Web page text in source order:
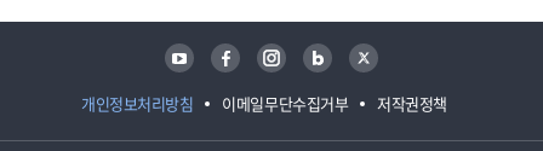
개인정보처리방침 이메일무단수집거부 저작권정책
유튜브 페이스북 인스타그램 블로그 트위터